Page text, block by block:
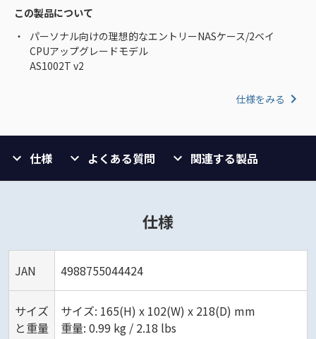
この製品について
パーソナル向けの理想的なエントリーNASケース/2ベイ
CPUアップグレードモデル
AS1002T v2
仕様をみる
仕様 よくある質問 関連する製品
仕様
JAN 4988755044424
サイズ
と重量
サイズ: 165(H) x 102(W) x 218(D) mm
重量: 0.99 kg / 2.18 lbs